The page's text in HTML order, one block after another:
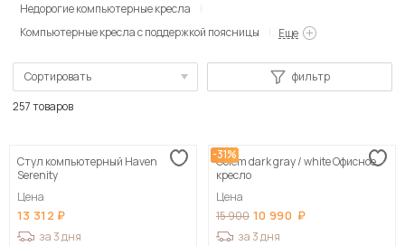
Недорогие компьютерные кресла
Компьютерные кресла с поддержкой поясницы
Еще
Сортировать
Сначала дорогие
фильтр
257 товаров
Стул компьютерный Haven
Serenity
Цена
13 312
за 3 дня
-31%
Golem dark gray / white Офисное
кресло
Цена
15 900 10 990
за 3 дня